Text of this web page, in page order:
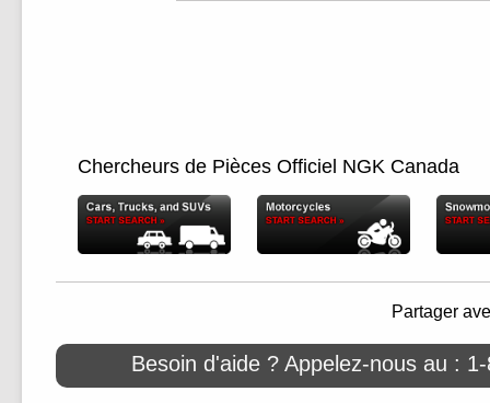
Chercheurs de Pièces Officiel NGK Canada
Partager
Besoin d'aide ? Appelez-nous au :